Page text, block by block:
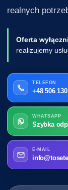
realnych
Oferta
realizujemy
TELEFON
+48 506
WHATSAPP
Szybka
E-MAIL